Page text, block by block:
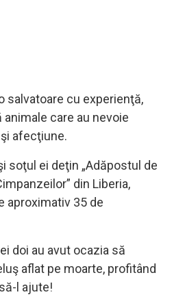
salvatoare cu experienţă,
care au nevoie
afecţiune.
soţul ei deţin „Adăpostul de
din Liberia,
aproximativ 35 de
doi au avut ocazia să
aflat pe moarte, profitând
l ajute!